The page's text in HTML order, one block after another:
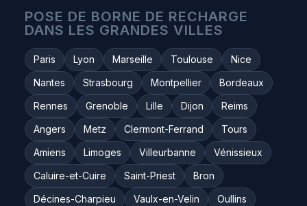
POSE DE BORNE DE RECHARGE
DANS LES GRANDES VILLES
Paris Lyon Marseille Toulouse
Nice
Nantes
Strasbourg Montpellier
Bordeaux
Rennes
Grenoble Lille Dijon
Reims
Angers
Metz Clermont-Ferrand
Tours
Amiens
Limoges Villeurbanne
Vénissieux
Caluire-et-Cuire
Saint-Priest
Bron
Décines-Charpieu
Vaulx-en-Velin
Oullins